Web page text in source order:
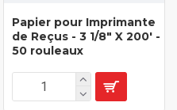
Papier pour Imprimante
de Reçus - 3 1/8" X 200' -
50 rouleaux